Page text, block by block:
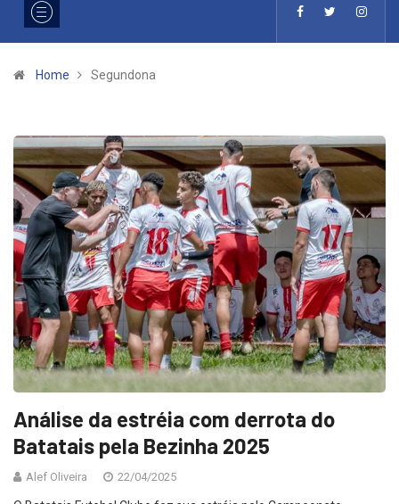
Home Segundona
Análise da estréia com derrota do
Batatais pela Bezinha 2025
Alef Oliveira 22/04/2025